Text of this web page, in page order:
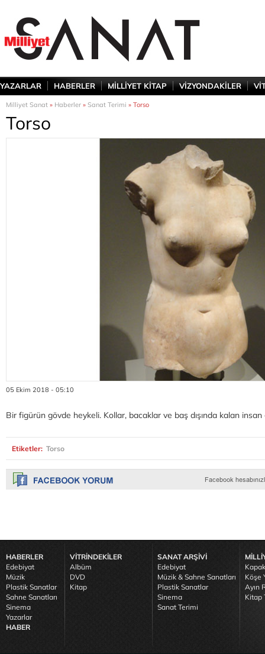
YAZARLAR HABERLER MİLLİYET KİTAP VİZYONDAKİLER
Milliyet Sanat » Haberler » Sanat Terimi » Torso
Torso
05 Ekim 2018 - 05:10
Bir figürün gövde heykeli. Kollar, bacaklar ve baş dışında kalan
Etiketler: Torso
HABERLER
Edebiyat
Müzik
Plastik Sanatlar
Sahne Sanatları
Sinema
Yazarlar
HABER
VİTRİNDEKİLER
Albüm
DVD
Kitap
SANAT ARŞİVİ
Edebiyat
Müzik & Sahne Sanatları
Plastik Sanatlar
Sinema
Sanat Terimi
Köşe
Ayın
Kitap